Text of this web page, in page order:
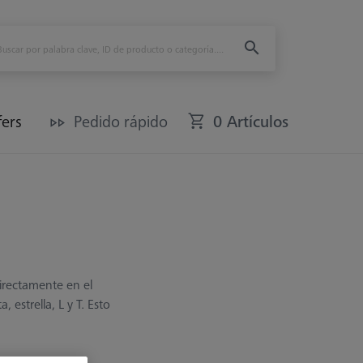
Pedido rápido 0 Artículos
en el
estrella, L y T. Esto